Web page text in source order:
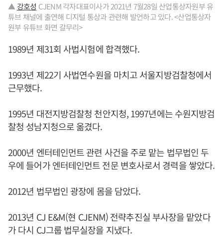
▲ 강호성 CJENM 각자대표이사가 2021년 7월28일 산업통상자원부 유
튜브 채널에 출연해 디지털 통상과 관련해 발언하고 있다. <산업통상자
원부 유튜브 화면 갈무리>
1989년 제31회 사법시험에 합격했다.
1993년 제22기 사법연수원을 마치고 서울지방검찰청에서
근무했다.
1995년 대전지방검찰청 천안지청, 1997년에는 수원지방검
찰청 성남지청으로 옮겼다.
2000년 엔터테인먼트 관련 사건을 주로 맡는 법무법인 두
우에 들어가 엔터테인먼트 전문 변호사로서 경력을 쌓았다.
2012년 법무법인 광장에 몸을 담았다.
2013년 CJ E&M(현 CJENM) 전략추진실 부사장을 맡았다
가 다시 CJ그룹 법무실장을 지냈다.